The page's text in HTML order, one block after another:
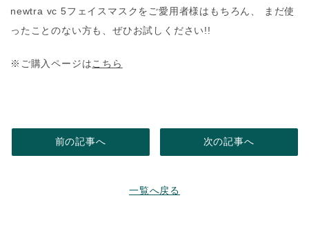
newtra vc 5フェイスマスクをご愛用者様はもちろん、 まだ使
ったことのない方も、ぜひお試しください!!
※ご購入ページはこちら
前の記事へ
一覧へ戻る
次の記事へ